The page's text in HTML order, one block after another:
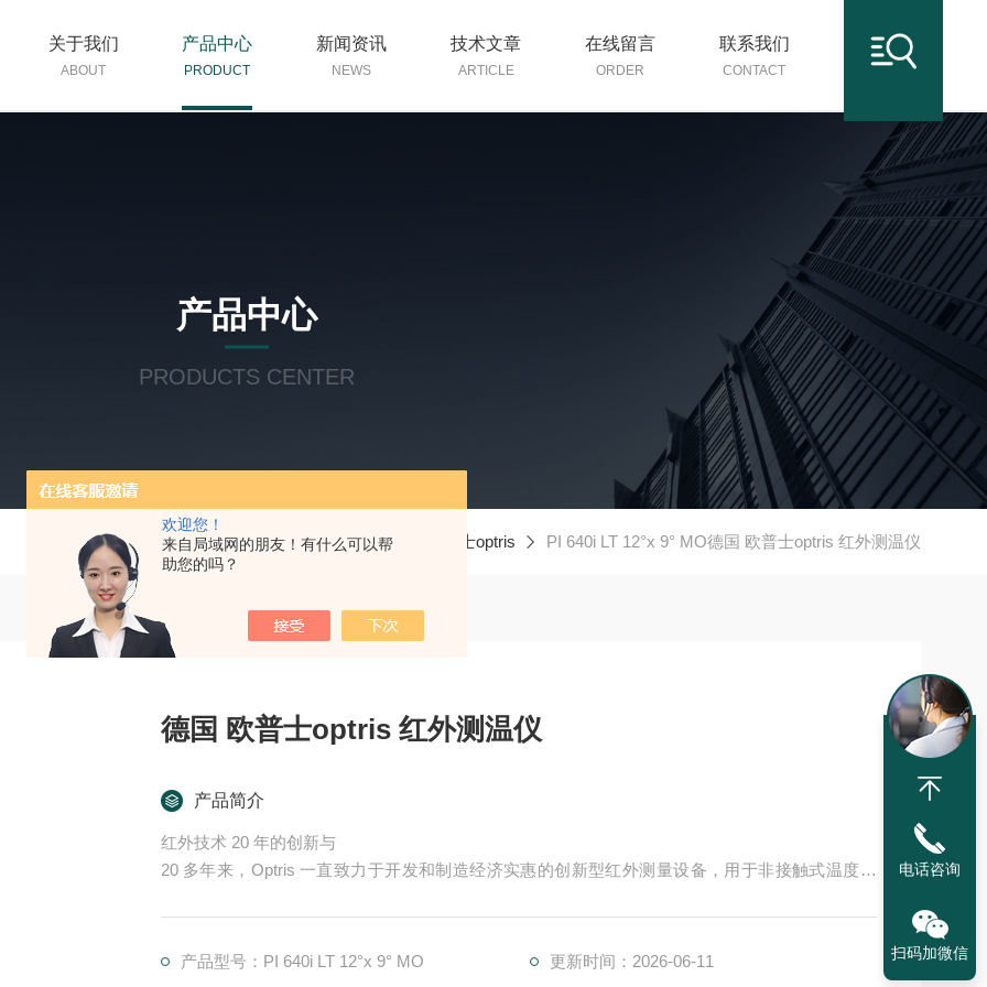
欢迎您！
来自局域网的朋友！有什么可以帮
助您的吗？
关于我们
ABOUT
产品中心
PRODUCT
新闻资讯
NEWS
技术文章
ARTICLE
在线留言
ORDER
联系我们
CONTACT
产品中心
PRODUCTS CENTER
当前位置：首页 产品中心 欧普士optris PI 640i LT 12°x 9° MO德国 欧普士optris 红外测温仪
德国 欧普士optris 红外测温仪
产品简介
红外技术 20 年的创新与
20 多年来，Optris 一直致力于开发和制造经济实惠的创新型红外测量设备，用于非接触式温度测
我们全面的产品组合包括用于不同工业应用和研发的红外测量设备。我们的测量设备可对几乎所有
产品型号：PI 640i LT 12°x 9° MO 更新时间：2026-06-11
电话咨询
扫码加微信